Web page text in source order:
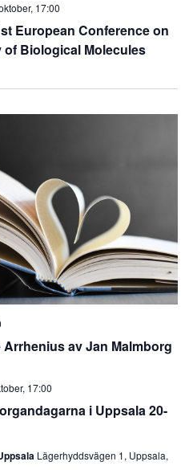
European Conference on
Biological Molecules
17:00
av Jan Malmborg
i Uppsala 20-
17:00
Lägerhyddsvägen 1, Uppsala,